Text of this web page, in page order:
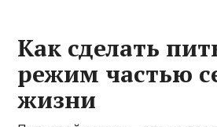
Как сделать
режим частью
жизни